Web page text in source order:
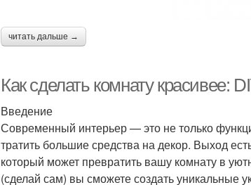
читать дальше →
Как сделать комнату красивее:
Введение
Современный интерьер — это не только
тратить большие средства на декор. Выход
который может превратить вашу комнату в
(сделай сам) вы сможете создать уникальные